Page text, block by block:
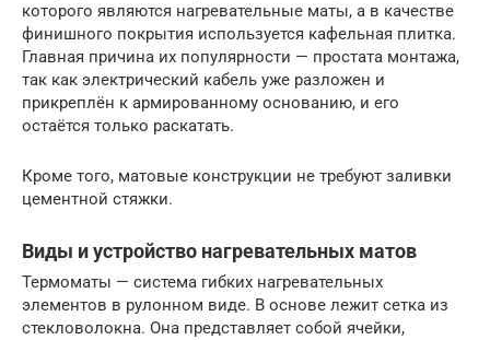
которого являются нагревательные маты, а в качестве
финишного покрытия используется кафельная плитка.
Главная причина их популярности — простата монтажа,
так как электрический кабель уже разложен и
прикреплён к армированному основанию, и его
остаётся только раскатать.
Кроме того, матовые конструкции не требуют заливки
цементной стяжки.
Виды и устройство нагревательных матов
Термоматы — система гибких нагревательных
элементов в рулонном виде. В основе лежит сетка из
стекловолокна. Она представляет собой ячейки,